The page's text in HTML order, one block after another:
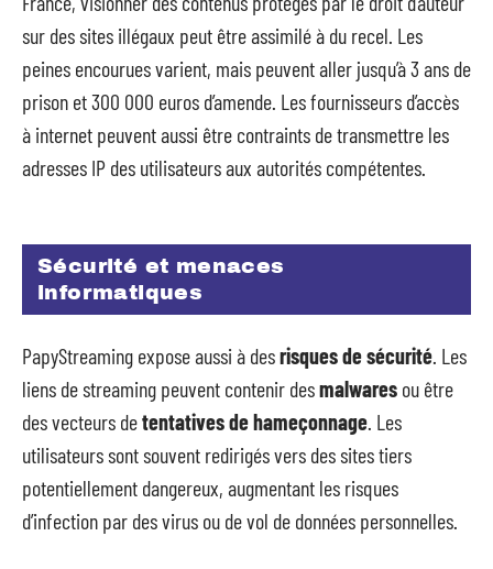
sur des sites illégaux peut être assimilé à du recel. Les
peines encourues varient, mais peuvent aller jusqu’à 3 ans de
prison et 300 000 euros d’amende. Les fournisseurs d’accès
à internet peuvent aussi être contraints de transmettre les
adresses IP des utilisateurs aux autorités compétentes.
Sécurité et menaces
informatiques
PapyStreaming expose aussi à desrisques de sécurité. Les
liens de streaming peuvent contenir desmalwares ou être
des vecteurs detentatives de hameçonnage. Les
utilisateurs sont souvent redirigés vers des sites tiers
potentiellement dangereux, augmentant les risques
d’infection par des virus ou de vol de données personnelles.